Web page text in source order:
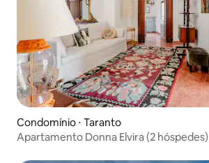
Condomínio ⋅ Taranto
Apartamento Donna Elvira (2 hóspedes)